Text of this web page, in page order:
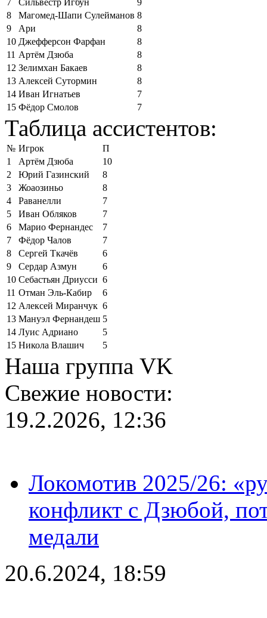
7
Сильвестр Игбун
9
8
Магомед-Шапи Сулейманов 8
9
Ари
8
10 Джефферсон Фарфан
8
11 Артём Дзюба
8
12 Зелимхан Бакаев
8
13 Алексей Сутормин
8
14 Иван Игнатьев
7
15 Фёдор Смолов 7
Таблица ассистентов:
№ Игрок
П
1
Артём Дзюба
10
2
Юрий Газинский
8
3
Жоаозиньо
8
4
Раванелли
7
5
Иван Обляков
7
6
Марио Фернандес
7
7
Фёдор Чалов
7
8
Сергей Ткачёв
6
9
Сердар Азмун
6
10 Себастьян Дриусси 6
11 Отман Эль-Кабир
6
12 Алексей Миранчук 6
13 Мануэл Фернандеш 5
14 Луис Адриано
5
15 Никола Влашич 5
Наша группа VK
Свежие новости:
19.2.2026, 12:36
Локомотив 2025/26:
конфликт с Дзюбой,
медали
20.6.2024, 18:59